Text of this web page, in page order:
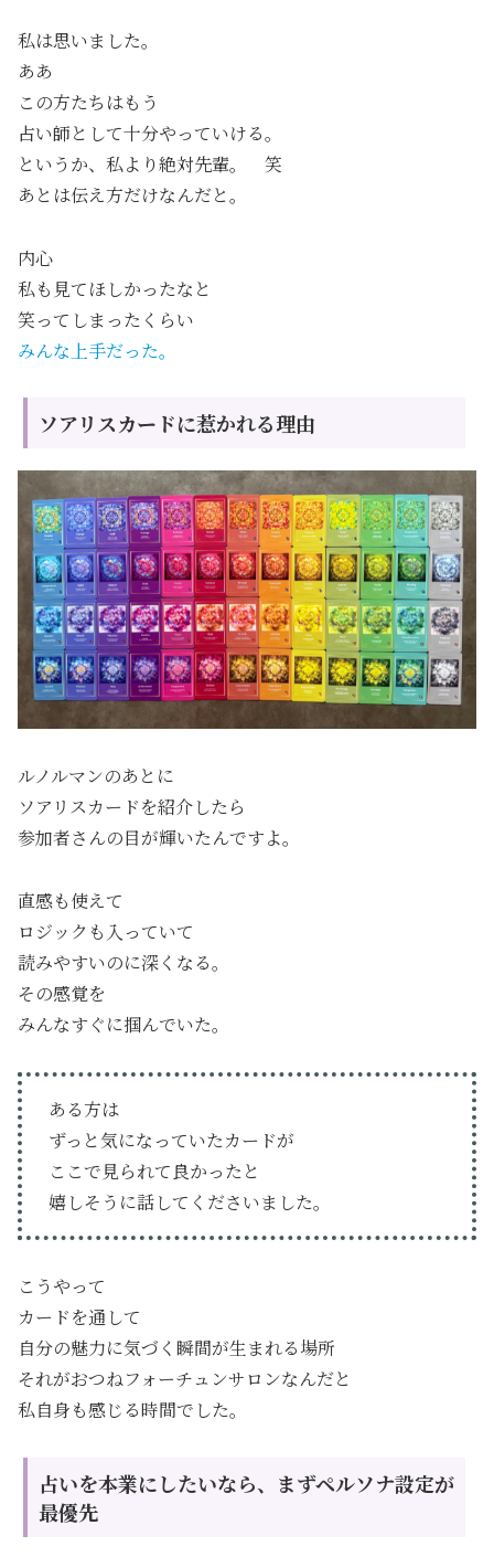
私は思いました。
ああ
この方たちはもう
占い師として十分やっていける。
というか、私より絶対先輩。 笑
あとは伝え方だけなんだと。
内心
私も見てほしかったなと
笑ってしまったくらい
みんな上手だった。
ソアリスカードに惹かれる理由
ルノルマンのあとに
ソアリスカードを紹介したら
参加者さんの目が輝いたんですよ。
直感も使えて
ロジックも入っていて
読みやすいのに深くなる。
その感覚を
みんなすぐに掴んでいた。
ある方は
ずっと気になっていたカードが
ここで見られて良かったと
嬉しそうに話してくださいました。
こうやって
カードを通して
自分の魅力に気づく瞬間が生まれる場所
それがおつねフォーチュンサロンなんだと
私自身も感じる時間でした。
占いを本業にしたいなら、まずペルソナ設定が
最優先